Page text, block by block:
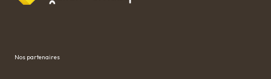
Nos partenaires